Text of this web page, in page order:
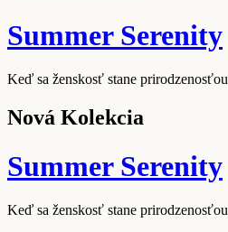
Summer Serenity
Keď sa ženskosť stane prirodzenosťou
Nová Kolekcia
Summer Serenity
Keď sa ženskosť stane prirodzenosťou